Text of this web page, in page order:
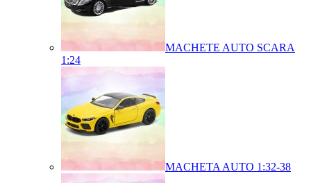
MACHETE AUTO SCARA
1:24
MACHETA AUTO 1:32-38